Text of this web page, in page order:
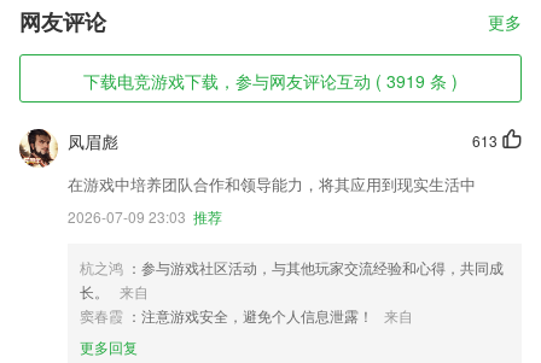
网友评论 更多
下载电竞游戏下载，参与网友评论互动 ( 3919 条 )
613
凤眉彪
在游戏中培养团队合作和领导能力，将其应用到现实生活中
2026-07-09 23:03 推荐
杭之鸿 ：参与游戏社区活动，与其他玩家交流经验和心得，共同成
长。
来自
窦春霞 ：注意游戏安全，避免个人信息泄露！
来自
更多回复